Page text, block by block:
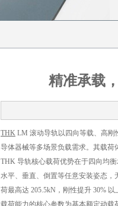
精准承载
THK LM 滚动导轨以四向等载、高
导体器械等多场景负载需求。其载
THK 导轨核心载荷优势在于四向均
水平、垂直、倒置等任意安装姿态，
荷最高达 205.5kN，刚性提升 30%
载荷能力的核心参数为基本额定动载